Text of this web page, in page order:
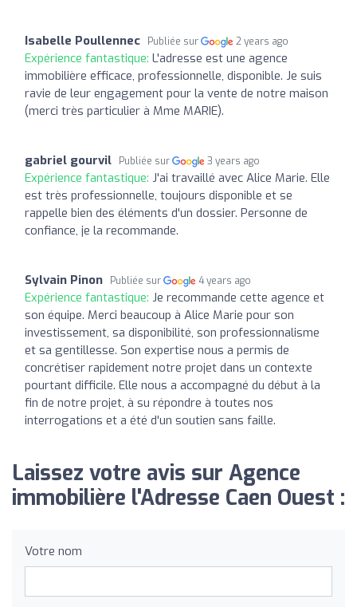
Isabelle Poullennec Publiée sur 2 years ago
Expérience fantastique: L'adresse est une agence
immobilière efficace, professionnelle, disponible. Je suis
ravie de leur engagement pour la vente de notre maison
(merci très particulier à Mme MARIE).
gabriel gourvil Publiée sur 3 years ago
Expérience fantastique: J'ai travaillé avec Alice Marie. Elle
est très professionnelle, toujours disponible et se
rappelle bien des éléments d'un dossier. Personne de
confiance, je la recommande.
Sylvain Pinon Publiée sur 4 years ago
Expérience fantastique: Je recommande cette agence et
son équipe. Merci beaucoup à Alice Marie pour son
investissement, sa disponibilité, son professionnalisme
et sa gentillesse. Son expertise nous a permis de
concrétiser rapidement notre projet dans un contexte
pourtant difficile. Elle nous a accompagné du début à la
fin de notre projet, à su répondre à toutes nos
interrogations et a été d'un soutien sans faille.
Laissez votre avis sur Agence
immobilière l'Adresse Caen Ouest :
Votre nom